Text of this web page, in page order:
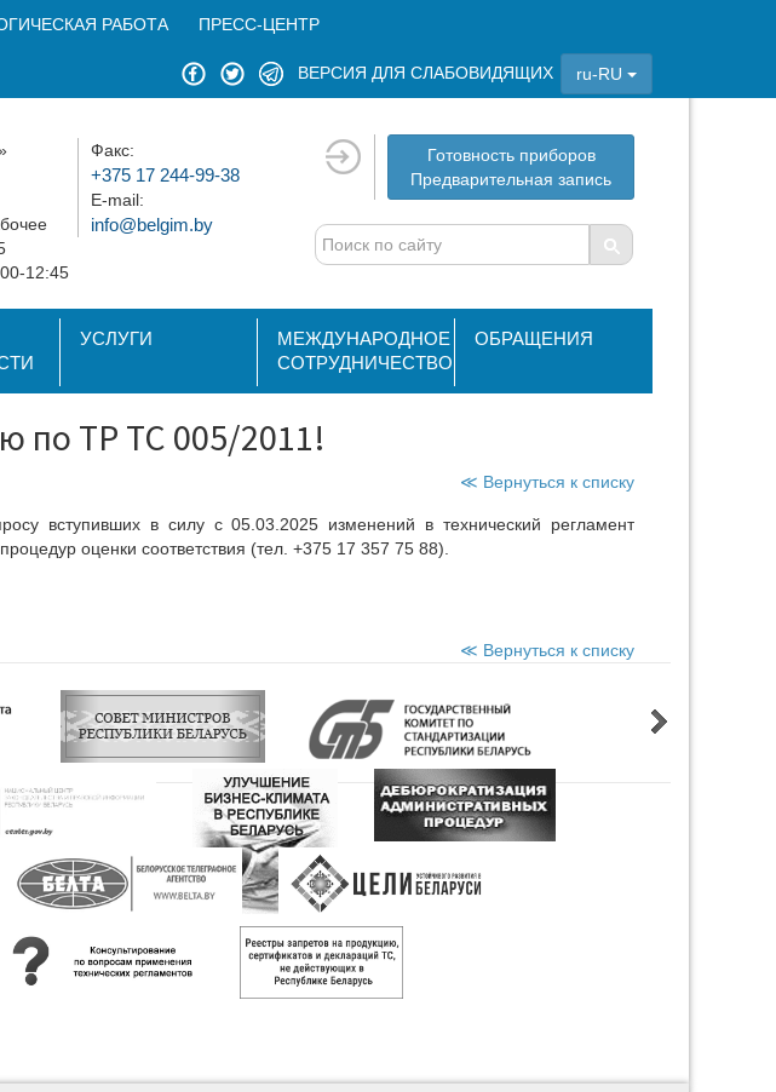
РАБОТА ПРЕСС-ЦЕНТР
ВЕРСИЯ ДЛЯ СЛАБОВИДЯЩИХ ru-RU
12:45
Факс:
+375 17 244-99-38
E-mail:
info@belgim.by
Готовность приборов
Предварительная запись
УСЛУГИ
МЕЖДУНАРОДНОЕ
СОТРУДНИЧЕСТВО
ОБРАЩЕНИЯ
по ТР ТС 005/2011!
≪ Вернуться к списку
вступивших в силу с 05.03.2025 изменений в технический регламент
оценки соответствия (тел. +375 17 357 75 88).
≪ Вернуться к списку